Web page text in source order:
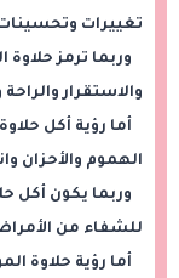
تغييرات
وربما ترمز حلاوة
والاستقرار
أما رؤية أكل
الهموم والأحزان
وربما يكون أكل
للشفاء من
أما رؤية حلاوة